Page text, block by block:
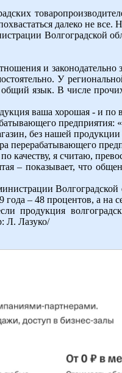
далеко не все.
Волгоградской
и
У
язык. В числе
ваша хорошая - и по
без нашей продукции
перерабатывающего
качеству, я считаю,
– показывает, что
года – 48 процентов, а на
продукция
Л. Лазуко/